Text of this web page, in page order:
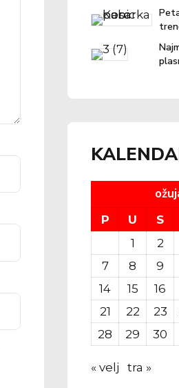
lige
P U S
1
2
7
8 9
14
15 16
21
22 23
28
29 30
« velj tra »